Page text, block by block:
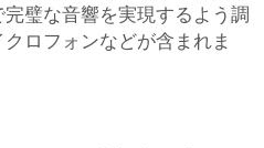
璧な音響を実現するよう調
ロフォンなどが含まれま